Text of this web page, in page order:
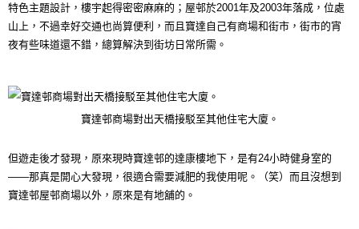
特色主題設計，樓宇起得密密麻麻的；屋邨於2001年及2003年落成，位處
山上，不過幸好交通也尚算便利，而且寶達自己有商場和街市，街市的宵
夜有些味道還不錯，總算解決到街坊日常所需。
寶達邨商場對出天橋接駁至其他住宅大廈。
但遊走後才發現，原來現時寶達邨的達康樓地下，是有24小時健身室的
——那真是開心大發現，很適合需要減肥的我使用呢。（笑）而且沒想到
寶達邨屋邨商場以外，原來是有地舖的。